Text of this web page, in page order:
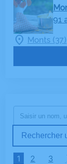
91
Monts (37)
Rechercher
1 2 3